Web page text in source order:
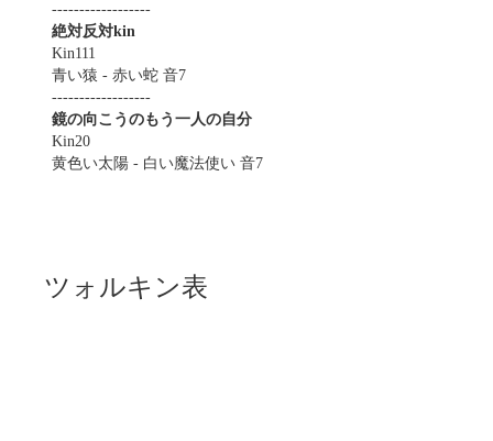
------------------
絶対反対kin
Kin111
青い猿 - 赤い蛇 音7
------------------
鏡の向こうのもう一人の自分
Kin20
黄色い太陽 - 白い魔法使い 音7
ツォルキン表